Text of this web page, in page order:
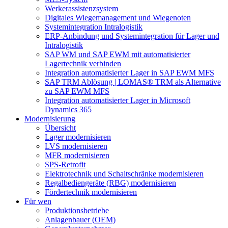
Werkerassistenzsystem
Digitales Wiegemanagement und Wiegenoten
Systemintegration Intralogistik
ERP-Anbindung und Systemintegration für Lager und
Intralogistik
SAP WM und SAP EWM mit automatisierter
Lagertechnik verbinden
Integration automatisierter Lager in SAP EWM MFS
SAP TRM Ablösung | LOMAS® TRM als Alternative
zu SAP EWM MFS
Integration automatisierter Lager in Microsoft
Dynamics 365
Modernisierung
Übersicht
Lager modernisieren
LVS modernisieren
MFR modernisieren
SPS-Retrofit
Elektrotechnik und Schaltschränke modernisieren
Regalbediengeräte (RBG) modernisieren
Fördertechnik modernisieren
Für wen
Produktionsbetriebe
Anlagenbauer (OEM)